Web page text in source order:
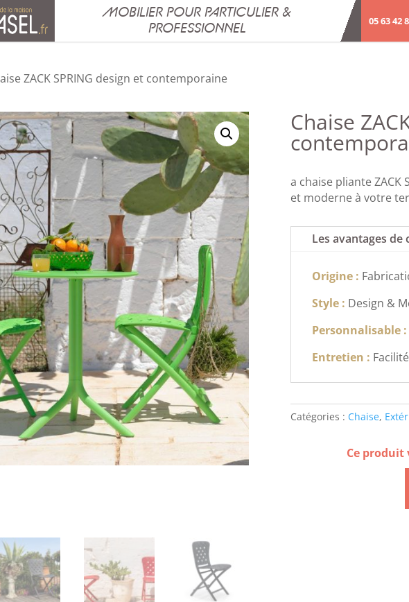
MOBILIER POUR PARTICULIER &
PROFESSIONNEL
05 63 42
ZACK SPRING design et contemporaine
Chaise
a chaise pliante ZACK
et moderne à votre
Les avantages de
Origine :
Style : Design &
Personnalisable :
Entretien :
Catégories : Chaise,
Ce produit